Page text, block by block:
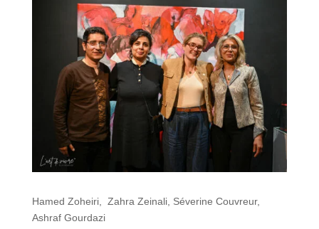
Hamed Zoheiri, Zahra Zeinali, Séverine Couvreur,
Ashraf Gourdazi